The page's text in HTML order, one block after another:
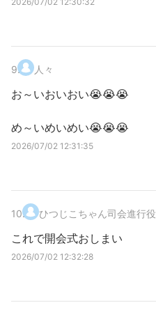
9. 人々
お～いおいおい😭😭😭
め～いめいめい😭😭😭
2026/07/02 12:31:35
10. ひつじこちゃん司会進行役
これで開会式おしまい
2026/07/02 12:32:28